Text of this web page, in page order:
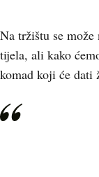
Na tržištu se
tijela, ali kako
komad koji će dati